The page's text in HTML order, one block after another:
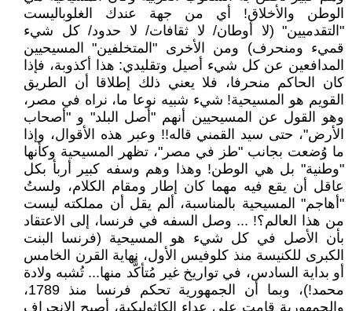
الوطن والأخلاق! أي من جهة عندك الغلوباليست
"التقدميين" (لا أوطان/ لا ثقافات/ لا حدود/ كل شيء
قميء ومنحرف) ومن الأخرى "المتخلفين" المسيحيين
المدافعين عن كل شيء أصيل وتقليدي: هذا أكذوبة، فإذا
كان الحاكم منحرفا، فلا يعني ذلك إطلاقا أن الطريق
القويم هو المسيحية! شيء شبيه نوعا ما، نراه في مصر،
وهو القول عن المسيحيين أنهم "أصل البلد" و "أصحاب
الأرض"، حتى سيد القمني قاله!! وعبر هذه الأقوال، وإذا
ما وُضعت بجانب "طز في مصر"، تظهر المسيحية وكأنها
"وطنية" بل هي الوطن! وهذا وهم وسفه كبير أربأ بكل
عاقل أن يقع فيه مهما كان إطار ومقام الكلام، ولستُ
"أهاجم" المسيحية بالمناسبة، ألم يقل أن مملكته ليست
من هذا العالم؟! ... وصل السفه في فرنسا، إلى الاعتقاد
بأن الأصل في كل شيء هو المسيحية (فرنسا البنت
الكبرى للكنيسة منذ كلوفيس الأول، نهاية القرن الخامس
أو بداية السادس، في تواريخ غير مُتأكًّد منها... تُشبه ولادة
محمد!)، وبما أن الجمهورية تحكم فرنسا منذ 1789،
والجمهورية قامت على عداء الكاثوليكية، أصبح الانحراف